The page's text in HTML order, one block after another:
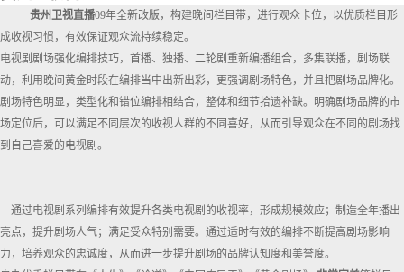
贵州卫视直播09年全新改版，构建晚间栏目带，进行观众卡位，以优质栏目形
成收视习惯，有效保证观众流持续稳定。
电视剧剧场强化编排技巧，首播、独播、二轮剧重新编播组合，多集联播，剧场联
动，利用晚间黄金时段在编排当中出新出彩，更强调剧场特色，并且把剧场品牌化。
剧场特色明显，类型化和错位编排相结合，整体和细节拾遗补缺。明确剧场品牌的市
场定位后，可以满足不同层次的收视人群的不同喜好，从而引导观众在不同的剧场找
到自己喜爱的电视剧。
通过电视剧系列编排有效提升各类电视剧的收视率，形成规模效应；制造全年播出
亮点，提升剧场人气；满足受众特别需要。通过适时有效的编排不断提高剧场影响
力，培养观众的忠诚度，从而进一步提升剧场的品牌认知度和美誉度。